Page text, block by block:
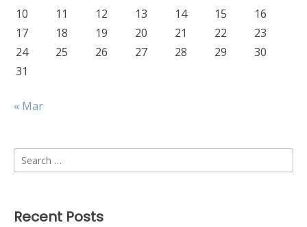
10
11 12 13 14 15
16
17
18 19 20 21 22
23
24
25 26 27 28 29
30
31
« Mar
Search
for:
Recent Posts